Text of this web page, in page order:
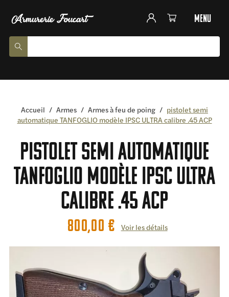
menu
Accueil / Armes / Armes à feu de poing / pistolet semi
automatique TANFOGLIO modèle IPSC ULTRA calibre .45 ACP
pistolet semi automatique
TANFOGLIO modèle IPSC ULTRA
calibre .45 ACP
800,00 € Voir les détails